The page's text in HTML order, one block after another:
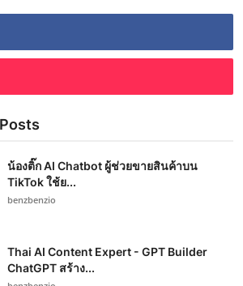
น้องติ๊ก AI Chatbot ผู้ช่วยขายสินค้าบน
TikTok ใช้ย...
benzbenzio
Thai AI Content Expert - GPT Builder
ChatGPT สร้าง...